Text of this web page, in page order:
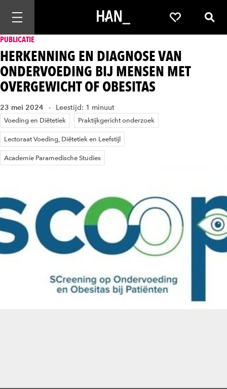
Mobiele navigatie openen Favorieten
PUBLICATIE
HERKENNING EN DIAGNOSE VAN
ONDERVOEDING BIJ MENSEN MET
OVERGEWICHT OF OBESITAS
23 mei 2024 Leestijd: 1 minuut
Voeding en Diëtetiek Praktijkgericht onderzoek
Lectoraat Voeding, Diëtetiek en Leefstijl
Academie Paramedische Studies